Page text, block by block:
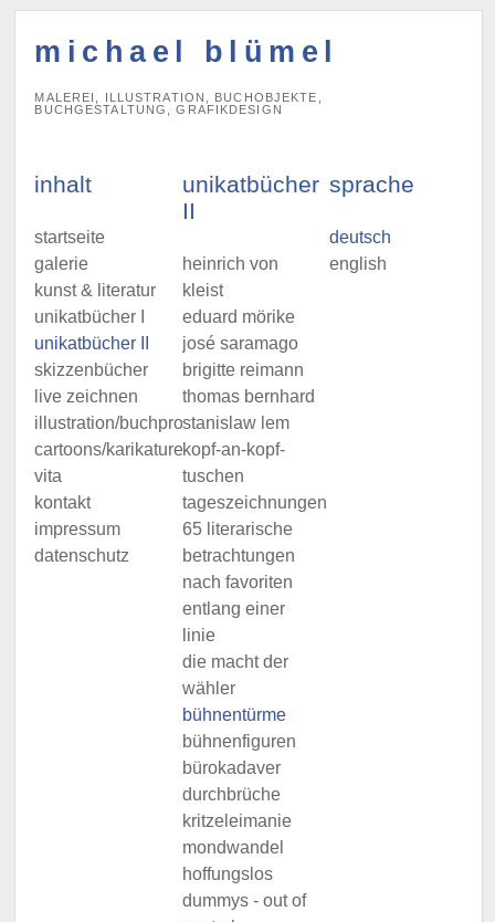
michael blümel
MALEREI, ILLUSTRATION, BUCHOBJEKTE,
BUCHGESTALTUNG, GRAFIKDESIGN
inhalt
startseite
galerie
kunst & literatur
unikatbücher I
unikatbücher II
skizzenbücher
live zeichnen
illustration/buchprojekte
cartoons/karikaturen
vita
kontakt
impressum
datenschutz
unikatbücher
II
heinrich von
kleist
eduard mörike
josé saramago
brigitte reimann
thomas bernhard
stanislaw lem
kopf-an-kopf-
tuschen
tageszeichnungen
65 literarische
betrachtungen
nach favoriten
entlang einer
linie
die macht der
wähler
bühnentürme
bühnenfiguren
bürokadaver
durchbrüche
kritzeleimanie
mondwandel
hoffungslos
dummys - out of
sprache
deutsch
english